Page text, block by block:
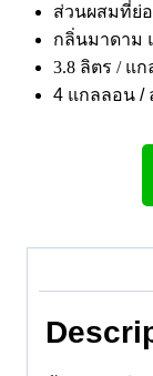
ส่วนผสมที่ย่
กลิ่นมาดาม
3.8 ลิตร / แก
4 แกลลอน /